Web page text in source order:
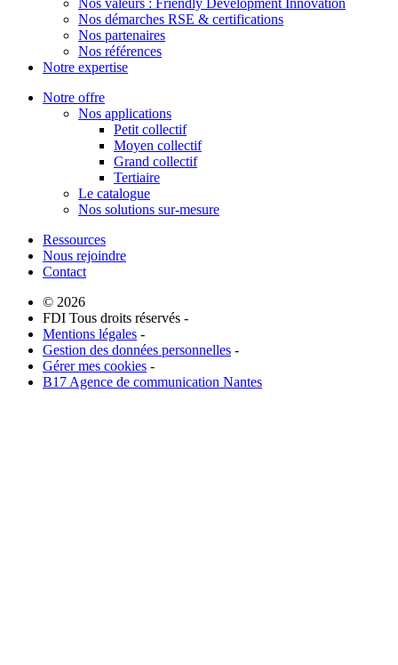
Nos démarches RSE & certifications
Nos partenaires
Nos références
Notre expertise
Notre offre
Nos applications
Petit collectif
Moyen collectif
Grand collectif
Tertiaire
Le catalogue
Nos solutions sur-mesure
Ressources
Nous rejoindre
Contact
© 2026
FDI Tous droits réservés -
Mentions légales -
Gestion des données personnelles -
Gérer mes cookies -
B17 Agence de communication Nantes